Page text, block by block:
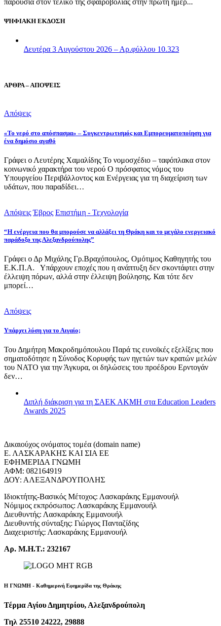
ΨΗΦΙΑΚΗ ΕΚΔΟΣΗ
Δευτέρα 3 Αυγούστου 2026 – Αρ.φύλλου 10.323
ΑΡΘΡΑ – ΑΠΟΨΕΙΣ
Απόψεις
«Το νερό στο απόσπασμα» – Συγκεντρωτισμός και Εμπορευματοποίηση για
ένα δημόσιο αγαθό
Γράφει ο Λευτέρης Χαμαλίδης Το νομοσχέδιο – ταφόπλακα στον
κοινωνικό χαρακτήρα του νερού Ο πρόσφατος νόμος του
Υπουργείου Περιβάλλοντος και Ενέργειας για τη διαχείριση των
υδάτων, που παραδίδει…
Απόψεις Έβρος Επιστήμη - Τεχνολογία
“Η ενέργεια που θα μπορούσε να αλλάξει τη Θράκη και το μεγάλο ενεργειακό
παράδοξο της Αλεξανδρούπολης”
Γράφει ο Δρ Μιχάλης Γρ.Βραχόπουλος, Ομότιμος Καθηγητής του
Ε.Κ.Π.Α. Υπάρχουν εποχές που η ανάπτυξη δεν σκοντάφτει στην
έλλειψη πόρων, αλλά στην έλλειψη βούλησης. Και τότε δεν
μπορεί…
Απόψεις
Υπάρχει λύση για το Αιγαίο;
Του Δημήτρη Μακροδημόπουλου Παρά τις ευνοϊκές εξελίξεις που
σηματοδότησε η Σύνοδος Κορυφής των ηγετών των κρατών μελών
του ΝΑΤΟ για την Άγκυρα, οι δηλώσεις του προέδρου Ερντογάν
δεν…
Διπλή διάκριση για τη ΣΑΕΚ ΑΚΜΗ στα Education Leaders
Awards 2025
Δικαιούχος ονόματος τομέα (domain name)
Ε. ΛΑΣΚΑΡΑΚΗΣ ΚΑΙ ΣΙΑ ΕΕ
ΕΦΗΜΕΡΙΔΑ ΓΝΩΜΗ
ΑΦΜ: 082164919
ΔΟΥ: ΑΛΕΞΑΝΔΡΟΥΠΟΛΗΣ
Ιδιοκτήτης-Βασικός Μέτοχος: Λασκαράκης Εμμανουήλ
Νόμιμος εκπρόσωπος: Λασκαράκης Εμμανουήλ
Διευθυντής: Λασκαράκης Εμμανουήλ
Διευθυντής σύνταξης: Γιώργος Πανταζίδης
Διαχειριστής: Λασκαράκης Εμμανουήλ
Αρ. Μ.Η.Τ.: 232167
Η ΓΝΩΜΗ - Καθημερινή Εφημερίδα της Θράκης
Τέρμα Αγίου Δημητρίου, Αλεξανδρούπολη
Τηλ 25510 24222, 29888